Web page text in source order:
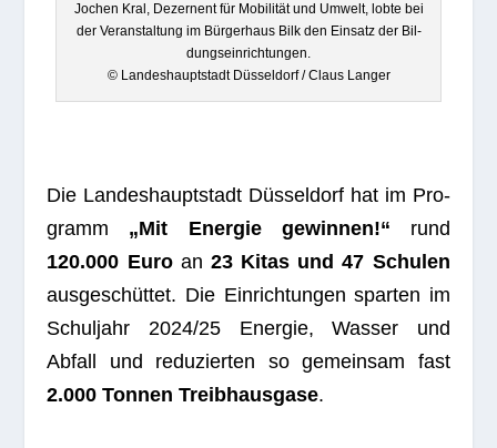
Jochen Kral, Dezer­nent für Mobi­li­tät und Umwelt, lobte bei
der Ver­an­stal­tung im Bür­ger­haus Bilk den Ein­satz der Bil­
dungs­ein­rich­tun­gen.
© Lan­des­haupt­stadt Düs­sel­dorf / Claus Langer
Die Lan­des­haupt­stadt Düs­sel­dorf hat im Pro­
gramm „Mit Ener­gie gewin­nen!“ rund
120.000 Euroan 23 Kitas und 47 Schu­len
aus­ge­schüt­tet. Die Ein­rich­tun­gen spar­ten im
Schul­jahr 2024/25 Ener­gie, Was­ser und
Abfall und redu­zier­ten so gemein­sam fast
2.000 Ton­nen Treib­haus­gase.